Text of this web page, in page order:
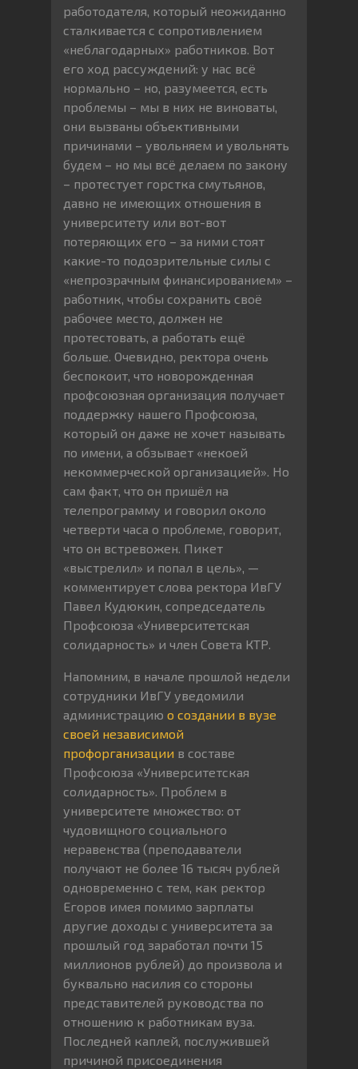
работодателя, который неожиданно
сталкивается с сопротивлением
«неблагодарных» работников. Вот
его ход рассуждений: у нас всё
нормально – но, разумеется, есть
проблемы – мы в них не виноваты,
они вызваны объективными
причинами – увольняем и увольнять
будем – но мы всё делаем по закону
– протестует горстка смутьянов,
давно не имеющих отношения в
университету или вот-вот
потеряющих его – за ними стоят
какие-то подозрительные силы с
«непрозрачным финансированием» –
работник, чтобы сохранить своё
рабочее место, должен не
протестовать, а работать ещё
больше. Очевидно, ректора очень
беспокоит, что новорожденная
профсоюзная организация получает
поддержку нашего Профсоюза,
который он даже не хочет называть
по имени, а обзывает «некоей
некоммерческой организацией». Но
сам факт, что он пришёл на
телепрограмму и говорил около
четверти часа о проблеме, говорит,
что он встревожен. Пикет
«выстрелил» и попал в цель», —
комментирует слова ректора ИвГУ
Павел Кудюкин, сопредседатель
Профсоюза «Университетская
солидарность» и член Совета КТР.
Напомним, в начале прошлой недели
сотрудники ИвГУ уведомили
администрацию о создании в вузе
своей независимой
профорганизации в составе
Профсоюза «Университетская
солидарность». Проблем в
университете множество: от
чудовищного социального
неравенства (преподаватели
получают не более 16 тысяч рублей
одновременно с тем, как ректор
Егоров имея помимо зарплаты
другие доходы с университета за
прошлый год заработал почти 15
миллионов рублей) до произвола и
буквально насилия со стороны
представителей руководства по
отношению к работникам вуза.
Последней каплей, послужившей
причиной присоединения